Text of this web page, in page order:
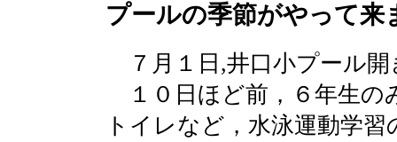
プールの季節がやって来
７月１日,井口小プール開
１０日ほど前，６年生の
トイレなど，水泳運動学